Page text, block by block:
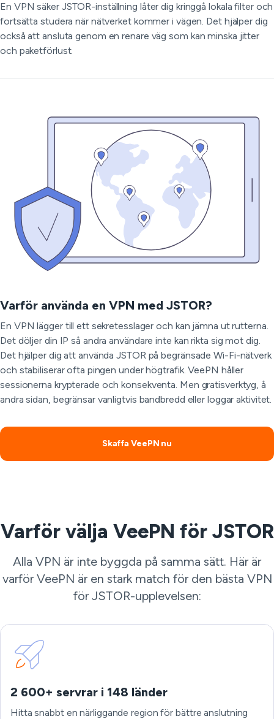
En VPN säker JSTOR-inställning låter dig kringgå lokala filter och
fortsätta studera när nätverket kommer i vägen. Det hjälper dig
också att ansluta genom en renare väg som kan minska jitter
och paketförlust.
Varför använda en VPN med JSTOR?
En VPN lägger till ett sekretesslager och kan jämna ut rutterna.
Det döljer din IP så andra användare inte kan rikta sig mot dig.
Det hjälper dig att använda JSTOR på begränsade Wi-Fi-nätverk
och stabiliserar ofta pingen under högtrafik. VeePN håller
sessionerna krypterade och konsekventa. Men gratisverktyg, å
andra sidan, begränsar vanligtvis bandbredd eller loggar aktivitet.
Skaffa VeePN nu
Varför välja VeePN för JSTOR
Alla VPN är inte byggda på samma sätt. Här är
varför VeePN är en stark match för den bästa VPN
för JSTOR-upplevelsen:
2 600+ servrar i 148 länder
Hitta snabbt en närliggande region för bättre anslutning